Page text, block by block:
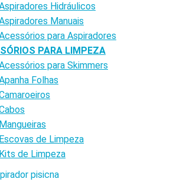
Hidráulicos
Manuais
para Aspiradores
PARA LIMPEZA
para Skimmers
Folhas
Mangueiras
Escovas de Limpeza
Kits de Limpeza